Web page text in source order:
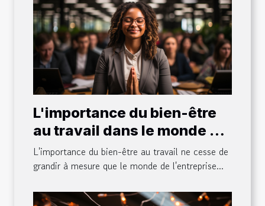
L'importance du bien-être
au travail dans le monde de
l'entreprise
L'importance du bien-être au travail ne cesse de
grandir à mesure que le monde de l'entreprise...